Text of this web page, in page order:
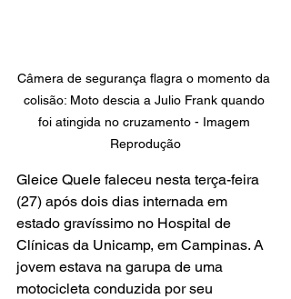
Câmera de segurança flagra o momento da
colisão: Moto descia a Julio Frank quando
foi atingida no cruzamento - Imagem
Reprodução
Gleice Quele faleceu nesta terça-feira
(27) após dois dias internada em
estado gravíssimo no Hospital de
Clínicas da Unicamp, em Campinas. A
jovem estava na garupa de uma
motocicleta conduzida por seu